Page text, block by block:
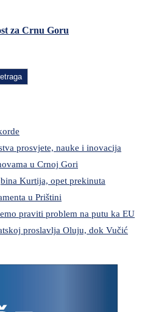
za Crnu Goru
prosvjete, nauke i inovacija
u Crnoj Gori
Kurtija, opet prekinuta
u Prištini
praviti problem na putu ka EU
proslavlja Oluju, dok Vučić